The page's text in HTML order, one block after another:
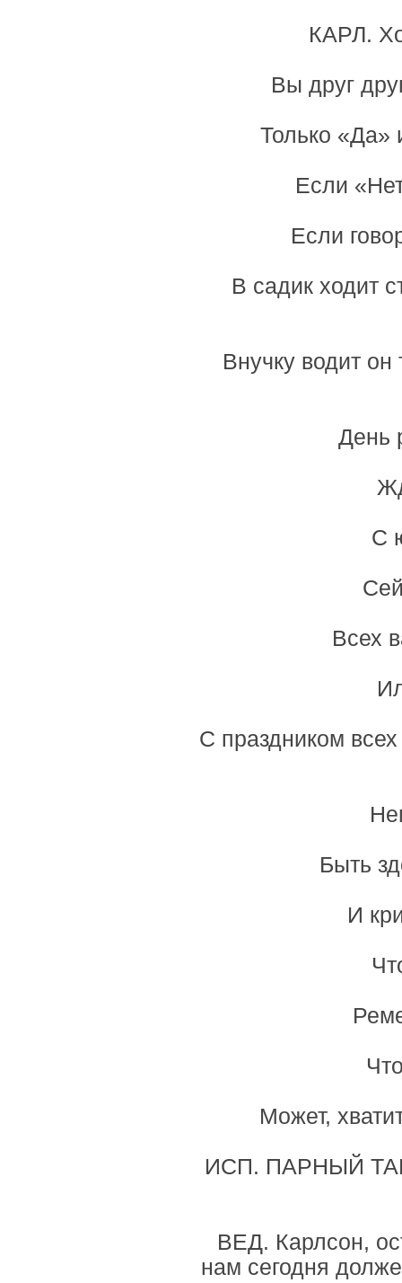
КАРЛ.
Вы друг
Только «Да»
Если
Если
В садик ходит
Внучку водит
День
С
Всех
С праздником
Быть
И
Может,
ИСП. ПАРНЫЙ
ВЕД. Карлсон,
нам сегодня